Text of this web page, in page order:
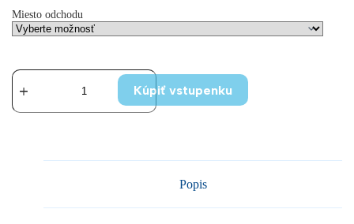
Miesto odchodu
množstvo
15.
2025
Kúpiť vstupenku
Popis